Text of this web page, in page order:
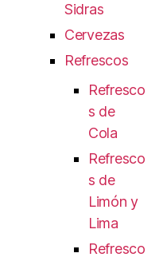
Sidras
Cervezas
Refrescos
Refresco
s de
Cola
Refresco
s de
Limón y
Lima
Refresco